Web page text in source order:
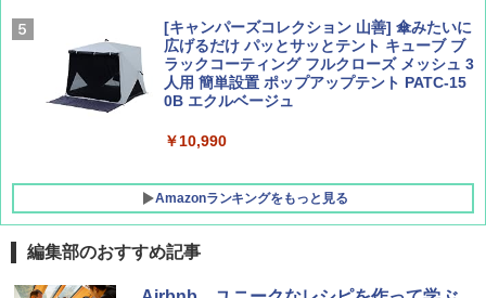
[キャンパーズコレクション 山善] 傘みたいに
広げるだけ パッとサッとテント キューブ ブ
ラックコーティング フルクローズ メッシュ 3
人用 簡単設置 ポップアップテント PATC-15
0B エクルベージュ
￥10,990
Amazonランキングをもっと見る
BUNDOK(バンドック)ソロ ドーム 1 EX BDK
編集部のおすすめ記事